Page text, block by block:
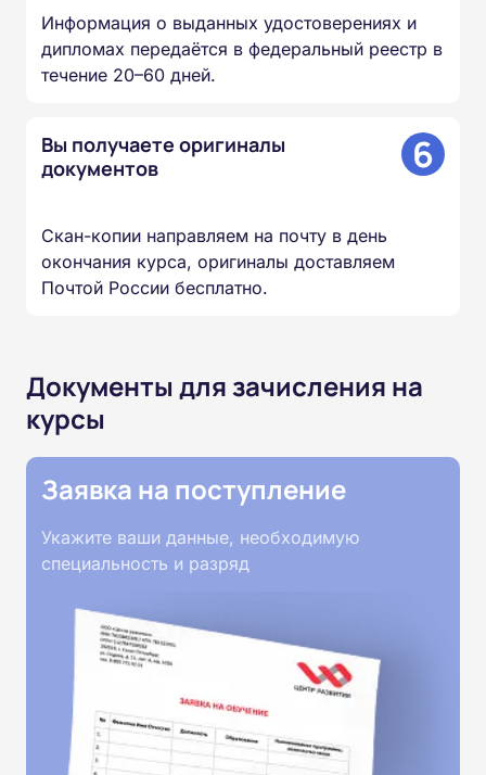
Информация о выданных удостоверениях и
дипломах передаётся в федеральный реестр в
течение 20–60 дней.
Вы получаете оригиналы
документов
6
Скан-копии направляем на почту в день
окончания курса, оригиналы доставляем
Почтой России бесплатно.
Документы для зачисления на
курсы
Заявка на поступление
Укажите ваши данные, необходимую
специальность и разряд